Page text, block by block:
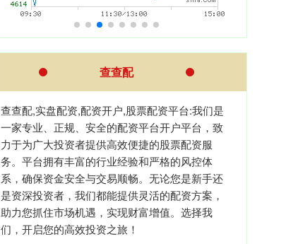
查查配
查查配,实盘配资,配资开户,股票配资平台:我们是
一家专业、正规、安全的配资平台开户平台，致
力于为广大投资者提供高效便捷的股票配资服
务。平台拥有丰富的行业经验和严格的风控体
系，确保资金安全与交易顺畅。无论您是新手还
是资深投资者，我们都能提供灵活的配资方案，
助力您抓住市场机遇，实现财富增值。选择我
们，开启您的高效投资之旅！